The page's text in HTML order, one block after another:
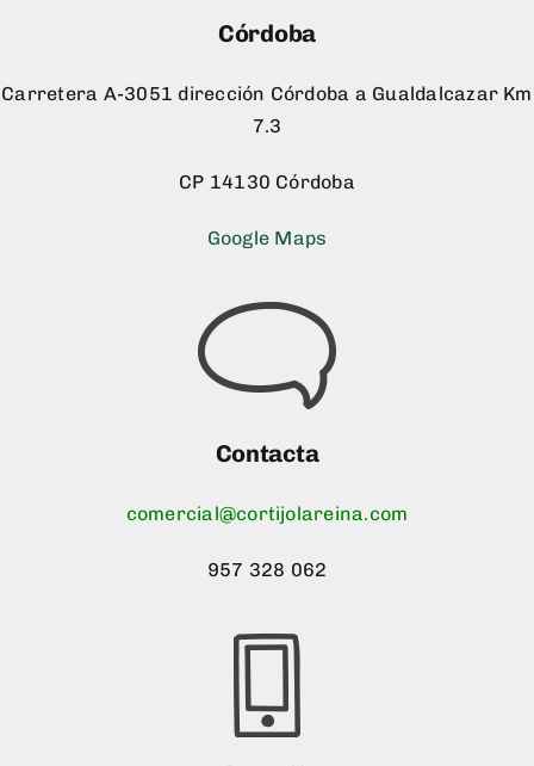
Córdoba
Carretera A-3051 dirección Córdoba a Gualdalcazar Km
7.3
CP 14130 Córdoba
Google Maps
Contacta
comercial@cortijolareina.com
957 328 062